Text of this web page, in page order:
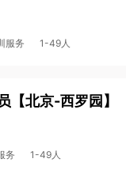
服务 1-49人
【北京-西罗园 】
务 1-49人